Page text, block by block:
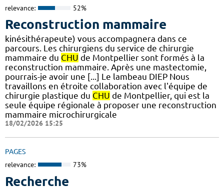
relevance: 52%
Reconstruction mammaire
kinésithérapeute) vous accompagnera dans ce
parcours. Les chirurgiens du service de chirurgie
mammaire du CHU de Montpellier sont formés à la
reconstruction mammaire. Après une mastectomie,
pourrais-je avoir une [...] Le lambeau DIEP Nous
travaillons en étroite collaboration avec l'équipe de
chirurgie plastique du CHU de Montpellier, qui est la
seule équipe régionale à proposer une reconstruction
mammaire microchirurgicale
18/02/2026 15:25
PAGES
relevance: 73%
Recherche